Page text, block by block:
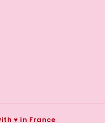
♥ in France